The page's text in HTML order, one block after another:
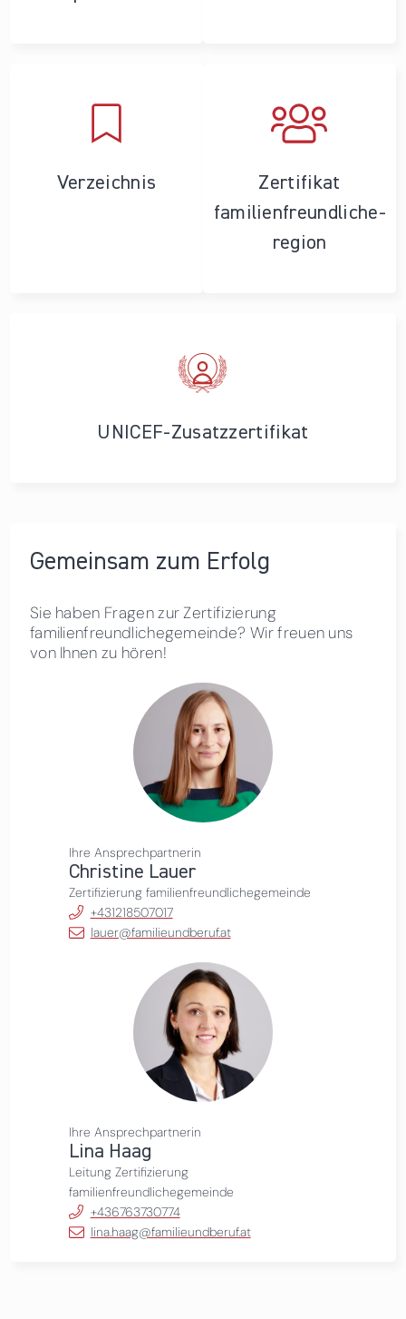
Verzeichnis
Zertifikat
familienfreundliche­
region
UNICEF-Zusatzzertifikat
Gemeinsam zum Erfolg
Sie haben Fragen zur Zertifizierung
familienfreundlichegemeinde? Wir freuen uns
von Ihnen zu hören!
Ihre Ansprechpartnerin
Christine Lauer
Zertifizierung familienfreundlichegemeinde
+431218507017
lauer@familieundberuf.at
Ihre Ansprechpartnerin
Lina Haag
Leitung Zertifizierung
familienfreundlichegemeinde
+436763730774
lina.haag@familieundberuf.at